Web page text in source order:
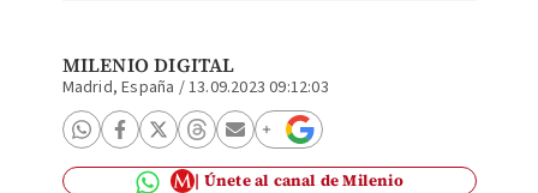
MILENIO DIGITAL
Madrid, España /13.09.2023 09:12:03
Únete al canal de Milenio